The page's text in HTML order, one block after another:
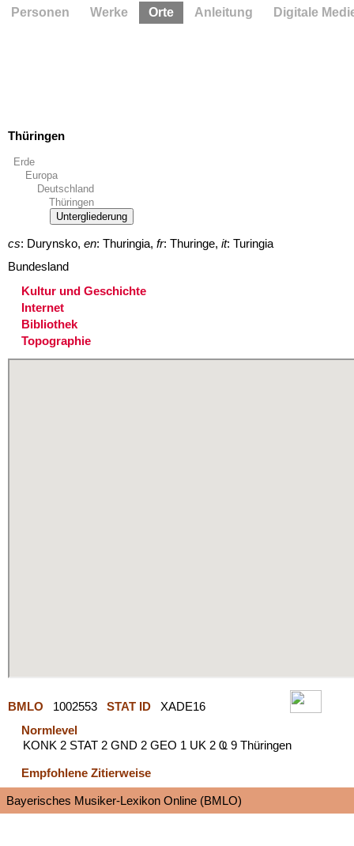
Thüringen
Erde
Europa
Deutschland
Thüringen
Untergliederung
cs: Durynsko, en: Thuringia, fr: Thuringe, it: Turingia
Bundesland
Kultur und Geschichte
Internet
Bibliothek
Topographie
BMLO 1002553 STAT ID
XADE16
Normlevel
KONK 2 STAT 2 GND 2 GEO 1 UK 2 Ҩ 9 Thüringen
Empfohlene Zitierweise
Bayerisches Musiker-Lexikon Online (BMLO)
Personen Werke Orte Anleitung Digitale